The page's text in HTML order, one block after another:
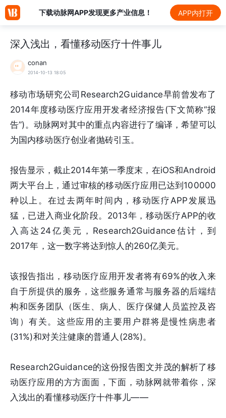
下载动脉网APP发现更多产业信息！ APP内打开
深入浅出，看懂移动医疗十件事儿
conan
2014-10-13 18:05
移动市场研究公司Research2Guidance早前曾发布了
2014年度移动医疗应用开发者经济报告(下文简称“报
告”)。动脉网对其中的重点内容进行了编译，希望可以
为国内移动医疗创业者抛砖引玉。
报告显示，截止2014年第一季度末，在iOS和Android
两大平台上，通过审核的移动医疗应用已达到100000
种以上。在过去两年时间内，移动医疗APP发展迅
猛，已进入商业化阶段。2013年，移动医疗APP的收
入高达24亿美元，Research2Guidance估计，到
2017年，这一数字将达到惊人的260亿美元。
该报告指出，移动医疗应用开发者将有69%的收入来
自于所提供的服务，这些服务通常与服务器的后端结
构和医务团队（医生、病人、医疗保健人员监控及咨
询）有关。这些应用的主要用户群将是慢性病患者
(31%)和对关注健康的普通人(28%)。
Research2Guidance的这份报告图文并茂的解析了移
动医疗应用的方方面面，下面，动脉网就带着你，深
入浅出的看懂移动医疗十件事儿——